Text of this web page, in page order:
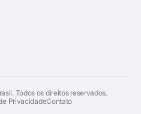
Todos os direitos reservados.
PrivacidadeContato